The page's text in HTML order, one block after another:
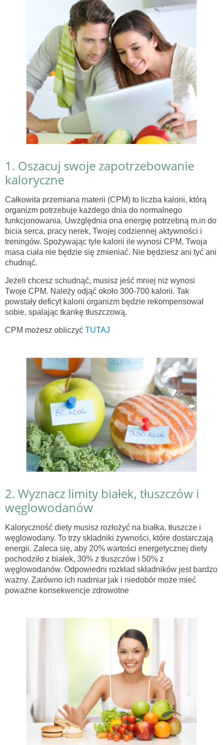
1. Oszacuj swoje zapotrzebowanie
kaloryczne
Całkowita przemiana materii (CPM) to liczba kalorii, którą
organizm potrzebuje każdego dnia do normalnego
funkcjonowania. Uwzględnia ona energię potrzebną m.in do
bicia serca, pracy nerek, Twojej codziennej aktywności i
treningów. Spożywając tyle kalorii ile wynosi CPM, Twoja
masa ciała nie będzie się zmieniać. Nie będziesz ani tyć ani
chudnąć.
Jeżeli chcesz schudnąć, musisz jeść mniej niż wynosi
Twoje CPM. Należy odjąć około 300-700 kalorii. Tak
powstały deficyt kalorii organizm będzie rekompensował
sobie, spalając tkankę tłuszczową.
CPM możesz obliczyć TUTAJ
2. Wyznacz limity białek, tłuszczów i
węglowodanów
Kaloryczność diety musisz rozłożyć na białka, tłuszcze i
węglowodany. To trzy składniki żywności, które dostarczają
energii. Zaleca się, aby 20% wartości energetycznej diety
pochodziło z białek, 30% z tłuszczów i 50% z
węglowodanów. Odpowiedni rozkład składników jest bardzo
ważny. Zarówno ich nadmiar jak i niedobór może mieć
poważne konsekwencje zdrowotne